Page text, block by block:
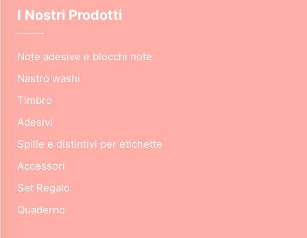
I Nostri Prodotti
Note adesive e blocchi note
Nastro washi
Timbro
Adesivi
Spille e distintivi per etichette
Accessori
Set Regalo
Quaderno